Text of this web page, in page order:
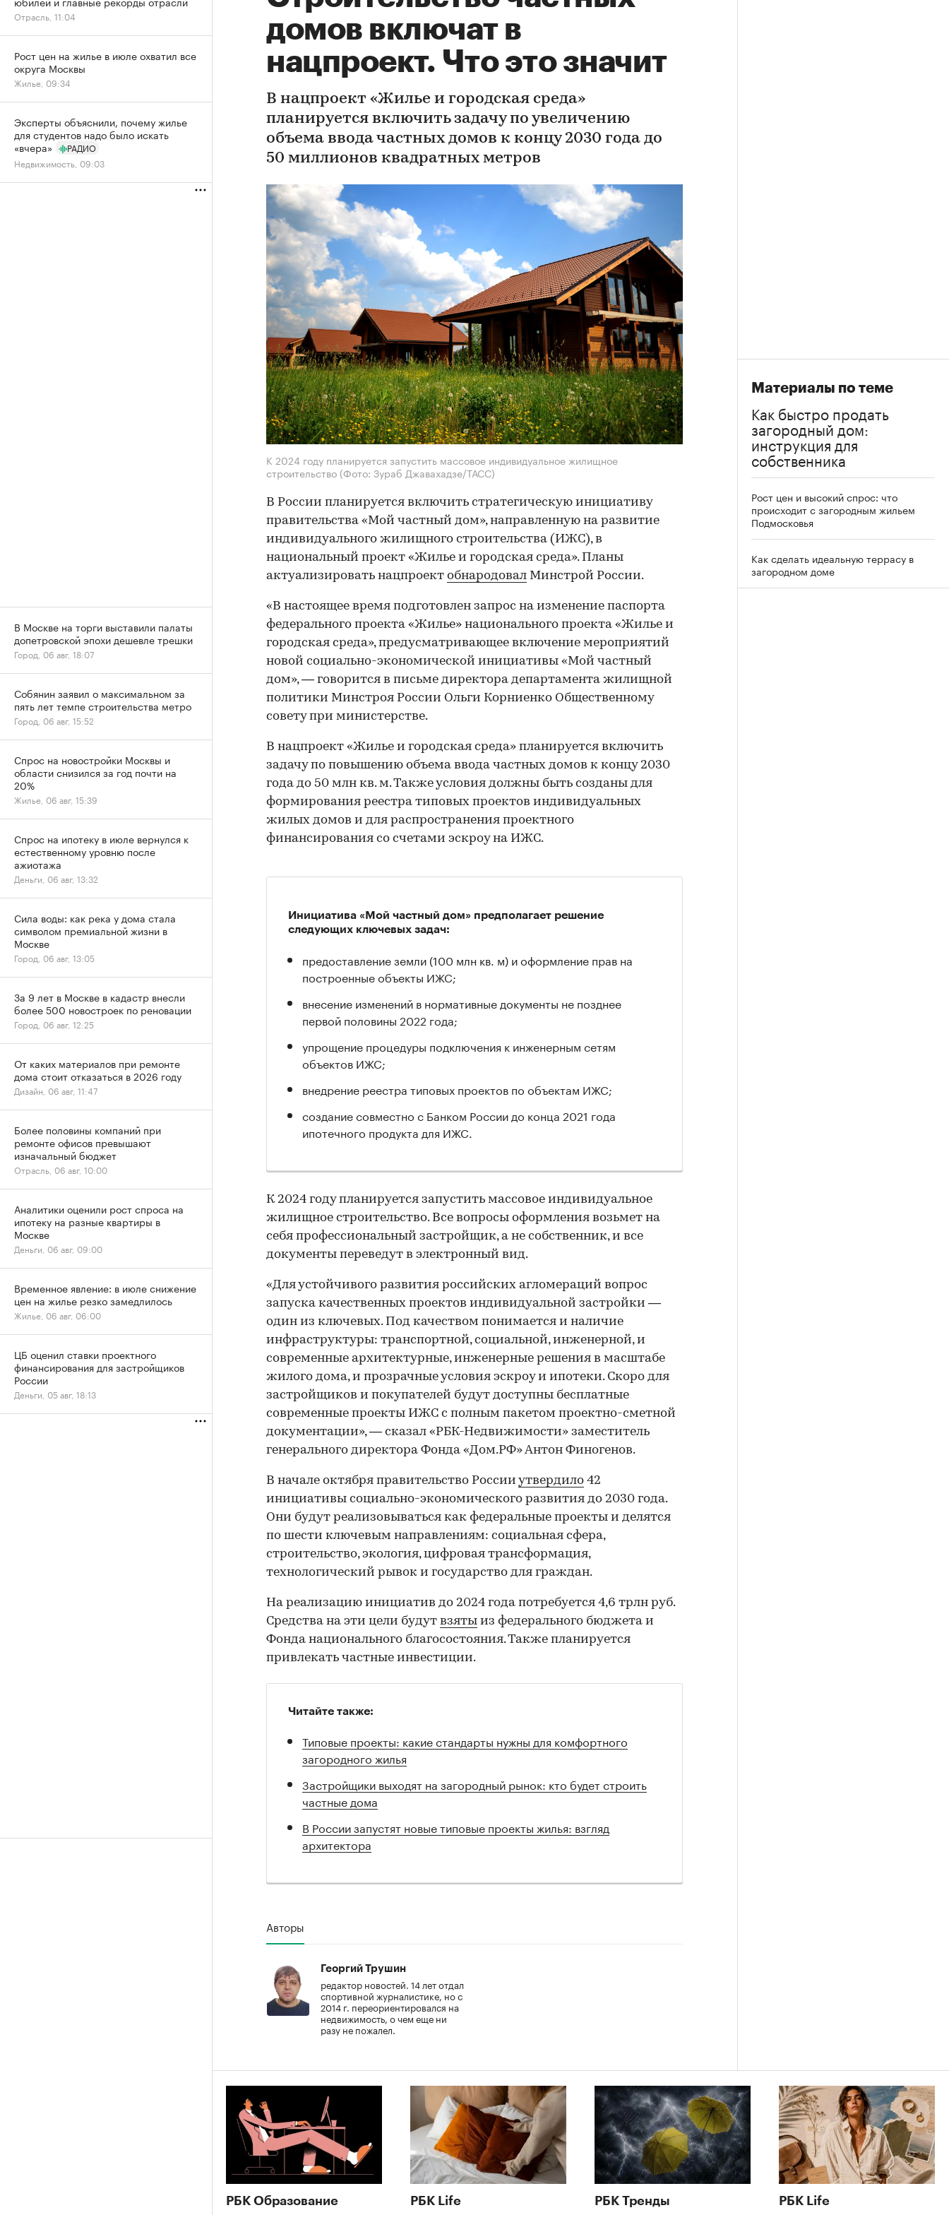
домов включат в
нацпроект. Что это значит
В нацпроект «Жилье и городская среда»
планируется включить задачу по увеличению
объема ввода частных домов к концу 2030 года до
50 миллионов квадратных метров
К 2024 году планируется запустить массовое индивидуальное жилищное
строительство (Фото: Зураб Джавахадзе/ТАСС)
В России планируется включить стратегическую инициативу
правительства «Мой частный дом», направленную на развитие
индивидуального жилищного строительства (ИЖС), в
национальный проект «Жилье и городская среда». Планы
актуализировать нацпроект обнародовал Минстрой России.
«В настоящее время подготовлен запрос на изменение паспорта
федерального проекта «Жилье» национального проекта «Жилье и
городская среда», предусматривающее включение мероприятий
новой социально-экономической инициативы «Мой частный
дом», — говорится в письме директора департамента жилищной
политики Минстроя России Ольги Корниенко Общественному
совету при министерстве.
В нацпроект «Жилье и городская среда» планируется включить
задачу по повышению объема ввода частных домов к концу 2030
года до 50 млн кв. м. Также условия должны быть созданы для
формирования реестра типовых проектов индивидуальных
жилых домов и для распространения проектного
финансирования со счетами эскроу на ИЖС.
Инициатива «Мой частный дом» предполагает решение
следующих ключевых задач:
предоставление земли (100 млн кв. м) и оформление прав на
построенные объекты ИЖС;
внесение изменений в нормативные документы не позднее
первой половины 2022 года;
упрощение процедуры подключения к инженерным сетям
объектов ИЖС;
внедрение реестра типовых проектов по объектам ИЖС;
создание совместно с Банком России до конца 2021 года
ипотечного продукта для ИЖС.
К 2024 году планируется запустить массовое индивидуальное
жилищное строительство. Все вопросы оформления возьмет на
себя профессиональный застройщик, а не собственник, и все
документы переведут в электронный вид.
«Для устойчивого развития российских агломераций вопрос
запуска качественных проектов индивидуальной застройки —
один из ключевых. Под качеством понимается и наличие
инфраструктуры: транспортной, социальной, инженерной, и
современные архитектурные, инженерные решения в масштабе
жилого дома, и прозрачные условия эскроу и ипотеки. Скоро для
застройщиков и покупателей будут доступны бесплатные
современные проекты ИЖС с полным пакетом проектно-сметной
документации», — сказал «РБК-Недвижимости» заместитель
генерального директора Фонда «Дом.РФ» Антон Финогенов.
В начале октября правительство России утвердило 42
инициативы социально-экономического развития до 2030 года.
Они будут реализовываться как федеральные проекты и делятся
по шести ключевым направлениям: социальная сфера,
строительство, экология, цифровая трансформация,
технологический рывок и государство для граждан.
На реализацию инициатив до 2024 года потребуется 4,6 трлн руб.
Средства на эти цели будут взяты из федерального бюджета и
Фонда национального благосостояния. Также планируется
привлекать частные инвестиции.
Читайте также:
Типовые проекты: какие стандарты нужны для комфортного
загородного жилья
Застройщики выходят на загородный рынок: кто будет строить
частные дома
В России запустят новые типовые проекты жилья: взгляд
архитектора
Авторы
Георгий Трушин
редактор новостей. 14 лет отдал
спортивной журналистике, но с
2014 г. переориентировался на
недвижимость, о чем еще ни
разу не пожалел.
Материалы по теме
Как быстро продать
загородный дом:
инструкция для
собственника
Рост цен и высокий спрос: что
происходит с загородным жильем
Подмосковья
Как сделать идеальную террасу в
загородном доме
РБК Образование РБК Life РБК Тренды РБК Life
Отрасль, 11:04
Рост цен на жилье в июле охватил все
округа Москвы
Жилье, 09:34
Эксперты объяснили, почему жилье
для студентов надо было искать
«вчера»
РАДИО
Недвижимость, 09:03
В Москве на торги выставили палаты
допетровской эпохи дешевле трешки
Город, 06 авг, 18:07
Собянин заявил о максимальном за
пять лет темпе строительства метро
Город, 06 авг, 15:52
Спрос на новостройки Москвы и
области снизился за год почти на
20%
Жилье, 06 авг, 15:39
Спрос на ипотеку в июле вернулся к
естественному уровню после
ажиотажа
Деньги, 06 авг, 13:32
Сила воды: как река у дома стала
символом премиальной жизни в
Москве
Город, 06 авг, 13:05
За 9 лет в Москве в кадастр внесли
более 500 новостроек по реновации
Город, 06 авг, 12:25
От каких материалов при ремонте
дома стоит отказаться в 2026 году
Дизайн, 06 авг, 11:47
Более половины компаний при
ремонте офисов превышают
изначальный бюджет
Отрасль, 06 авг, 10:00
Аналитики оценили рост спроса на
ипотеку на разные квартиры в
Москве
Деньги, 06 авг, 09:00
Временное явление: в июле снижение
цен на жилье резко замедлилось
Жилье, 06 авг, 06:00
ЦБ оценил ставки проектного
финансирования для застройщиков
России
Деньги, 05 авг, 18:13